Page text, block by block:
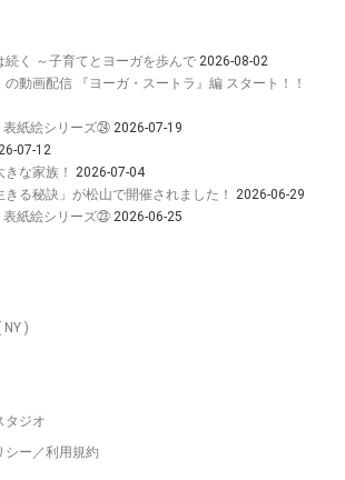
続く ～子育てとヨーガを歩んで 2026-08-02
動画配信 『ヨーガ・スートラ』編 スタート！！
表紙絵シリーズ㉔ 2026-07-19
07-12
な家族！ 2026-07-04
る秘訣」が松山で開催されました！ 2026-06-29
表紙絵シリーズ㉓ 2026-06-25
)
タジオ
シー／利用規約